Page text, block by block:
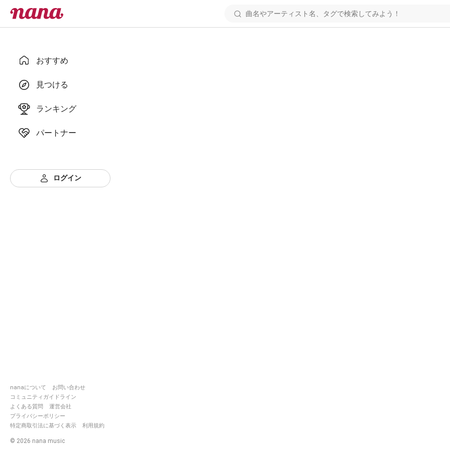
おすすめ
見つける
ランキング
パートナー
ログイン
nanaについて
お問い合わせ
コミュニティガイドライン
よくある質問
運営会社
プライバシーポリシー
特定商取引法に基づく表示
利用規約
© 2026 nana music